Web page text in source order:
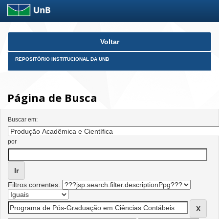
Skip
Voltar
REPOSITÓRIO INSTITUCIONAL DA UNB
Página de Busca
Buscar em:
por
Filtros correntes: